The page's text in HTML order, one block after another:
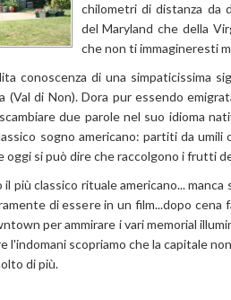
chilometri di distanza da
del Maryland che della
che non ti immagineresti
conoscenza di una simpaticissima
(Val di Non). Dora pur essendo
due parole nel suo idioma
sogno americano: partiti da umili
oggi si può dire che raccolgono i frutti
più classico rituale americano... manca
di essere in un film...dopo cena
per ammirare i vari memorial
l'indomani scopriamo che la capitale
di più.